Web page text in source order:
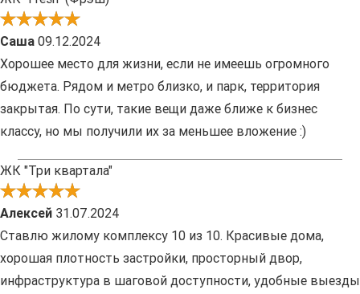
Саша 09.12.2024
Хорошее место для жизни, если не имеешь огромного
бюджета. Рядом и метро близко, и парк, территория
закрытая. По сути, такие вещи даже ближе к бизнес
классу, но мы получили их за меньшее вложение :)
ЖК "Три квартала"
Алексей 31.07.2024
Ставлю жилому комплексу 10 из 10. Красивые дома,
хорошая плотность застройки, просторный двор,
инфраструктура в шаговой доступности, удобные выезды